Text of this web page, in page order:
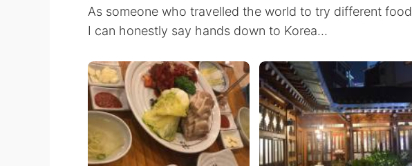
As someone who travelled the world to try different food
I can honestly say hands down to Korea...